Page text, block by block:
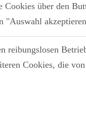
Cookies über den
"Auswahl
reibungslosen
Cookies, die